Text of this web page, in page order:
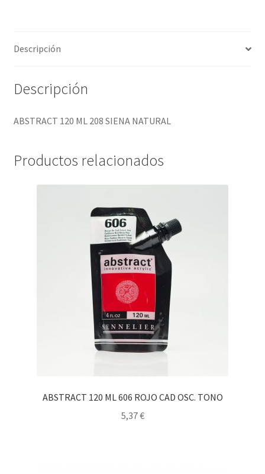
Descripción
Descripción
ABSTRACT 120 ML 208 SIENA NATURAL
Productos relacionados
ABSTRACT 120 ML 606 ROJO CAD OSC. TONO
5,37€